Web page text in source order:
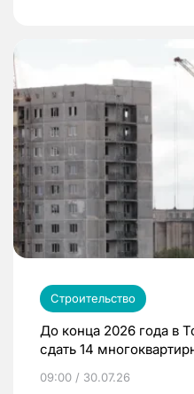
Строительство
До конца 2026 года в
сдать 14
09:00 / 30.07.26